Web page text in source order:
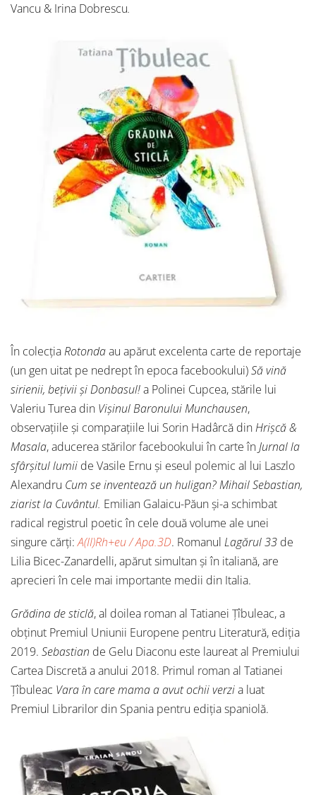
Vancu & Irina Dobrescu.
În colecțiaRotondaau apărut excelenta carte de reportaje
(un gen uitat pe nedrept în epoca facebookului)Să vină
sirienii, bețivii și Donbasul!a Polinei Cupcea, stările lui
Valeriu Turea din Vișinul Baronului Munchausen,
observațiile și comparațiile lui Sorin Hadârcă dinHrișcă &
Masala, aducerea stărilor facebookului în carte înJurnal la
sfârșitul lumii de Vasile Ernu și eseul polemic al lui Laszlo
Alexandru Cum se inventează un huligan?Mihail Sebastian,
ziarist la Cuvântul. Emilian Galaicu-Păun și-a schimbat
radical registrul poetic în cele două volume ale unei
singure cărți:A(II)Rh+eu / Apa.3D. Romanul Lagărul 33 de
Lilia Bicec-Zanardelli, apărut simultan și în italiană, are
aprecieri în cele mai importante medii din Italia.
Grădina de sticlă, al doilea roman al Tatianei Țîbuleac, a
obținut Premiul Uniunii Europene pentru Literatură, ediția
2019. Sebastian de Gelu Diaconu este laureat al Premiului
Cartea Discretă a anului 2018. Primul roman al Tatianei
Țîbuleac Vara în care mama a avut ochii verzia luat
Premiul Librarilor din Spania pentru ediția spaniolă.